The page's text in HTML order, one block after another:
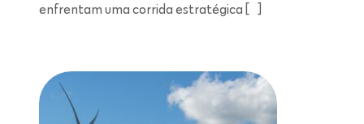
enfrentam uma corrida estratégica […]